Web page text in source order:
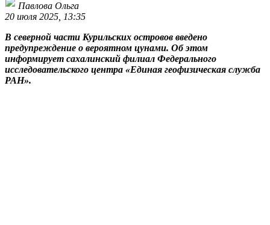
Павлова Ольга
20 июля 2025, 13:35
В северной части Курильских островов введено
предупреждение о вероятном цунами. Об этом
информирует сахалинский филиал Федерального
исследовательского центра «Единая геофизическая служба
РАН».